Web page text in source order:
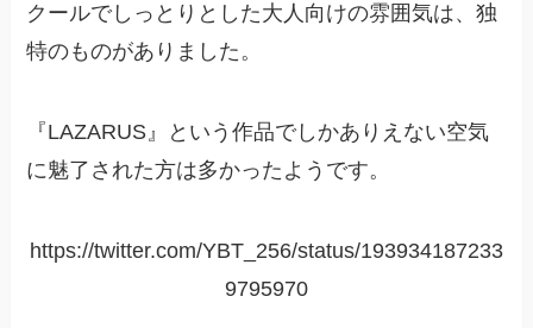
クールでしっとりとした大人向けの雰囲気は、独
特のものがありました。
『LAZARUS』という作品でしかありえない空気
に魅了された方は多かったようです。
https://twitter.com/YBT_256/status/193934187233
9795970